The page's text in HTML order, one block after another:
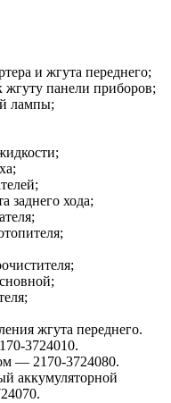
и жгута переднего;
жгуту панели приборов;
лампы;
заднего хода;
жгута переднего.
3724010.
— 2170-3724080.
аккумуляторной